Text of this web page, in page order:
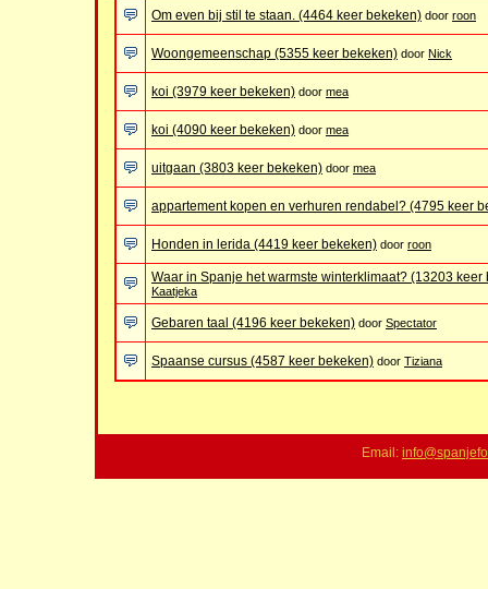
Om even bij stil te staan. (4464 keer bekeken) door roon
Woongemeenschap (5355 keer bekeken) door Nick
koi (3979 keer bekeken) door mea
koi (4090 keer bekeken) door mea
uitgaan (3803 keer bekeken) door mea
appartement kopen en verhuren rendabel? (4795 keer
Honden in lerida (4419 keer bekeken) door roon
Waar in Spanje het warmste winterklimaat? (13203 keer
Kaatjeka
Gebaren taal (4196 keer bekeken) door Spectator
Spaanse cursus (4587 keer bekeken) door Tiziana
Email: